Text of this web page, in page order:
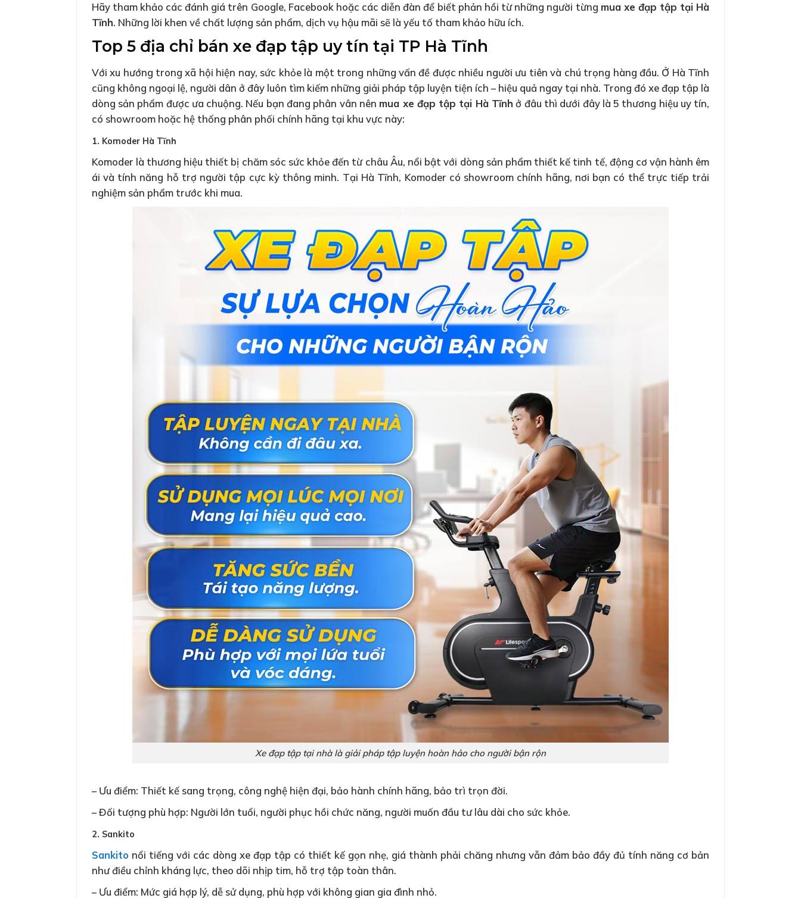
Hãy tham khảo các đánh giá trên Google, Facebook hoặc các diễn đàn để biết phản hồi từ những người từng mua xe đạp tập tại Hà
Tĩnh. Những lời khen về chất lượng sản phẩm, dịch vụ hậu mãi sẽ là yếu tố tham khảo hữu ích.
Top 5 địa chỉ bán xe đạp tập uy tín tại TP Hà Tĩnh
Với xu hướng trong xã hội hiện nay, sức khỏe là một trong những vấn đề được nhiều người ưu tiên và chú trọng hàng đầu. Ở Hà Tĩnh
cũng không ngoại lệ, người dân ở đây luôn tìm kiếm những giải pháp tập luyện tiện ích – hiệu quả ngay tại nhà. Trong đó xe đạp tập là
dòng sản phẩm được ưa chuộng. Nếu bạn đang phân vân nên mua xe đạp tập tại Hà Tĩnh ở đâu thì dưới đây là 5 thương hiệu uy tín,
có showroom hoặc hệ thống phân phối chính hãng tại khu vực này:
1. Komoder Hà Tĩnh
Komoder là thương hiệu thiết bị chăm sóc sức khỏe đến từ châu Âu, nổi bật với dòng sản phẩm thiết kế tinh tế, động cơ vận hành êm
ái và tính năng hỗ trợ người tập cực kỳ thông minh. Tại Hà Tĩnh, Komoder có showroom chính hãng, nơi bạn có thể trực tiếp trải
nghiệm sản phẩm trước khi mua.
Xe đạp tập tại nhà là giải pháp tập luyện hoàn hảo cho người bận rộn
– Ưu điểm: Thiết kế sang trọng, công nghệ hiện đại, bảo hành chính hãng, bảo trì trọn đời.
– Đối tượng phù hợp: Người lớn tuổi, người phục hồi chức năng, người muốn đầu tư lâu dài cho sức khỏe.
2. Sankito
Sankito nổi tiếng với các dòng xe đạp tập có thiết kế gọn nhẹ, giá thành phải chăng nhưng vẫn đảm bảo đầy đủ tính năng cơ bản
như điều chỉnh kháng lực, theo dõi nhịp tim, hỗ trợ tập toàn thân.
– Ưu điểm: Mức giá hợp lý, dễ sử dụng, phù hợp với không gian gia đình nhỏ.